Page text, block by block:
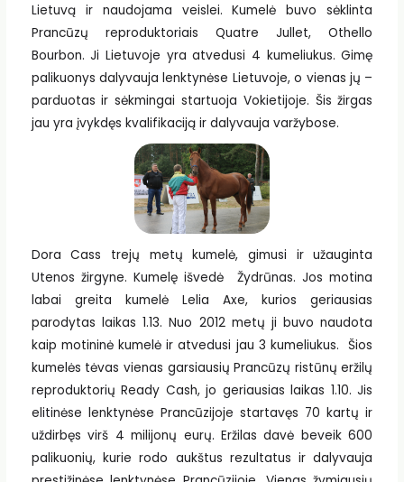
Lietuvą ir naudojama veislei. Kumelė buvo sėklinta
Prancūzų reproduktoriais Quatre Jullet, Othello
Bourbon. Ji Lietuvoje yra atvedusi 4 kumeliukus. Gimę
palikuonys dalyvauja lenktynėse Lietuvoje, o vienas jų –
parduotas ir sėkmingai startuoja Vokietijoje. Šis žirgas
jau yra įvykdęs kvalifikaciją ir dalyvauja varžybose.
Dora Cass trejų metų kumelė, gimusi ir užauginta
Utenos žirgyne. Kumelę išvedė Žydrūnas. Jos motina
labai greita kumelė Lelia Axe, kurios geriausias
parodytas laikas 1.13. Nuo 2012 metų ji buvo naudota
kaip motininė kumelė ir atvedusi jau 3 kumeliukus. Šios
kumelės tėvas vienas garsiausių Prancūzų ristūnų eržilų
reproduktorių Ready Cash, jo geriausias laikas 1.10. Jis
elitinėse lenktynėse Prancūzijoje startavęs 70 kartų ir
uždirbęs virš 4 milijonų eurų. Eržilas davė beveik 600
palikuonių, kurie rodo aukštus rezultatus ir dalyvauja